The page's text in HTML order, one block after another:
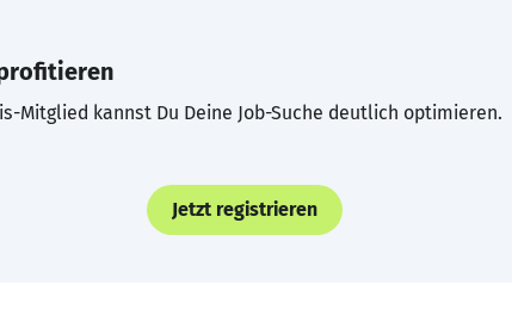
Mitglied kannst Du Deine Job-Suche deutlich optimieren.
Jetzt registrieren